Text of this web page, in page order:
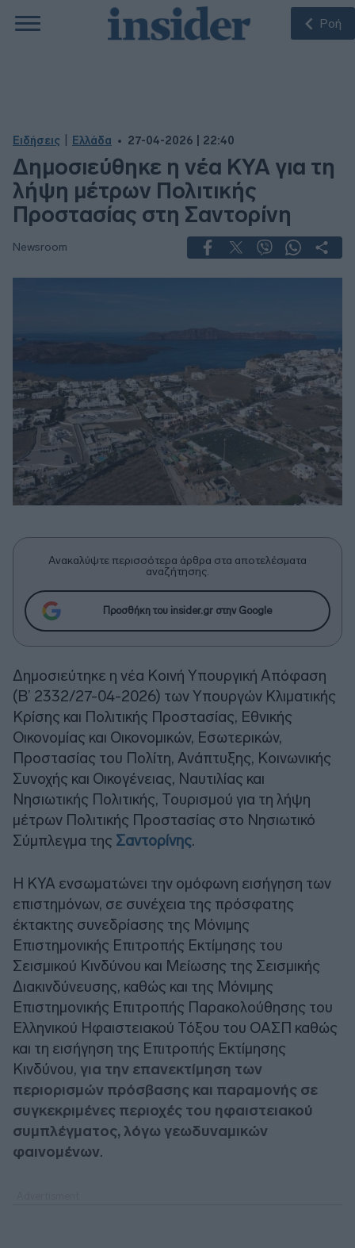
Ροή
Ειδήσεις Ελλάδα 27-04-2026 | 22:40
Δημοσιεύθηκε η νέα ΚΥΑ για τη
λήψη μέτρων Πολιτικής
Προστασίας στη Σαντορίνη
Newsroom
Ανακαλύψτε περισσότερα άρθρα στα αποτελέσματα
αναζήτησης.
Προσθήκη του insider.gr στην Google
Δημοσιεύτηκε η νέα Κοινή Υπουργική Απόφαση
(Β’ 2332/27-04-2026) των Υπουργών Κλιματικής
Κρίσης και Πολιτικής Προστασίας, Εθνικής
Οικονομίας και Οικονομικών, Εσωτερικών,
Προστασίας του Πολίτη, Ανάπτυξης, Κοινωνικής
Συνοχής και Οικογένειας, Ναυτιλίας και
Νησιωτικής Πολιτικής, Τουρισμού για τη λήψη
μέτρων Πολιτικής Προστασίας στο Νησιωτικό
Σύμπλεγμα της Σαντορίνης.
Η ΚΥΑ ενσωματώνει την ομόφωνη εισήγηση των
επιστημόνων, σε συνέχεια της πρόσφατης
έκτακτης συνεδρίασης της Μόνιμης
Επιστημονικής Επιτροπής Εκτίμησης του
Σεισμικού Κινδύνου και Μείωσης της Σεισμικής
Διακινδύνευσης, καθώς και της Μόνιμης
Επιστημονικής Επιτροπής Παρακολούθησης του
Ελληνικού Ηφαιστειακού Τόξου του ΟΑΣΠ καθώς
και τη εισήγηση της Επιτροπής Εκτίμησης
Κινδύνου, για την επανεκτίμηση των
περιορισμών πρόσβασης και παραμονής σε
συγκεκριμένες περιοχές του ηφαιστειακού
συμπλέγματος, λόγω γεωδυναμικών
φαινομένων.